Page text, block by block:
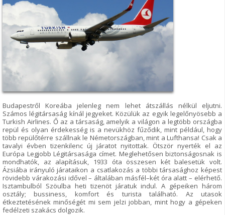
Budapestről Koreába jelenleg nem lehet átszállás nélkül eljutni.
Számos légitársaság kínál jegyeket. Közülük az egyik legelőnyösebb a
Turkish Airlines. Ő az a társaság, amelyik a világon a legtöbb országba
repül és olyan érdekesség is a nevükhöz fűződik, mint például, hogy
több repülőtérre szállnak le Németországban, mint a Lufthansa! Csak a
tavalyi évben tizenkilenc új járatot nyitottak. Ötször nyerték el az
Európa Legjobb Légitársasága címet. Meglehetősen biztonságosnak is
mondhatók, az alapításuk, 1933 óta összesen két balesetük volt.
Ázsiába irányuló járataikon a csatlakozás a többi társasághoz képest
rövidebb várakozási idővel – általában másfél–két óra alatt – elérhető.
Isztambulból Szöulba heti tizenöt járatuk indul. A gépeiken három
osztály; bussiness, komfort és turista található. Az utasok
étkeztetésének minőségét mi sem jelzi jobban, mint hogy a gépeken
fedélzeti szakács dolgozik.